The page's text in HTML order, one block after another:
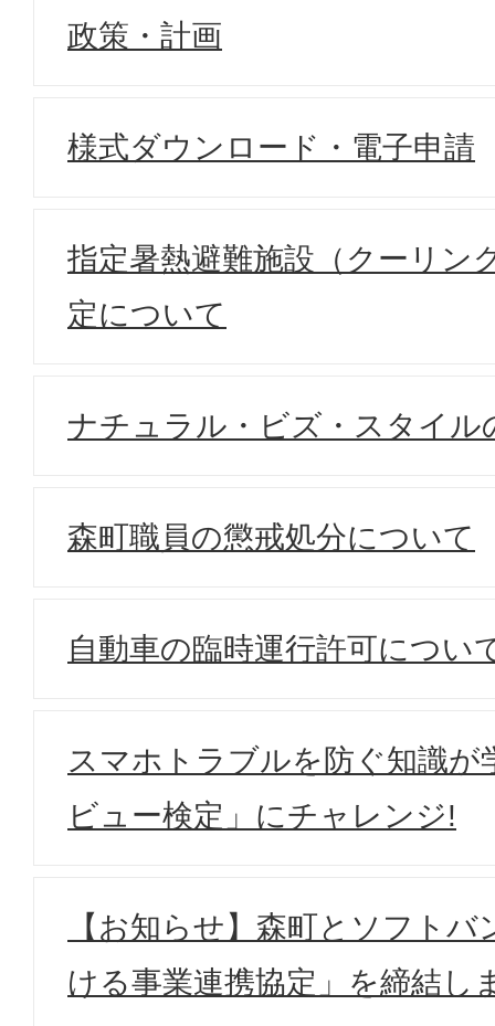
政策・計画
様式ダウンロード・電子申請
指定暑熱避難施設（クーリン
定について
ナチュラル・ビズ・スタイル
森町職員の懲戒処分について
自動車の臨時運行許可につい
スマホトラブルを防ぐ知識が
ビュー検定」にチャレンジ!
【お知らせ】森町とソフト
ける事業連携協定」を締結し